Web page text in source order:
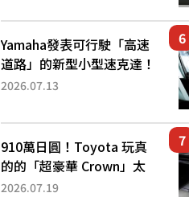
眼！ 配備豐富、超越售價
水準，堪稱高CP值代表的
「...
Yamaha發表可行駛「高速
道路」的新型小型速克達！
搭載能享受超強勁「渦輪
高階「Super Sport」車款
相同的...
2026.07.13
910萬日圓！Toyota 玩真
的的「超豪華 Crown」太
厲害了！採用由「匠人技
2026.07.19